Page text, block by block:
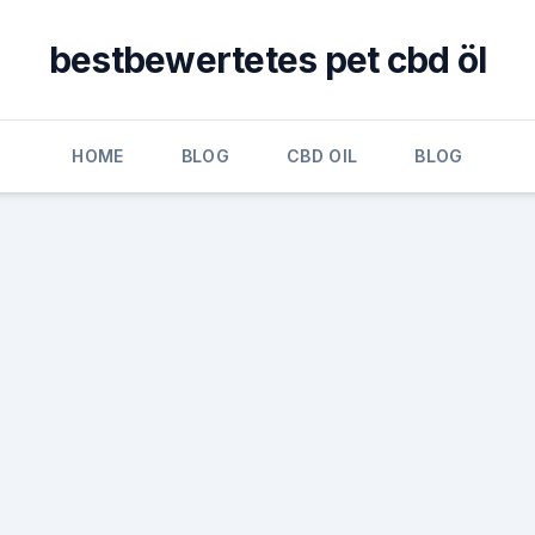
bestbewertetes pet cbd öl
HOME BLOG CBD OIL BLOG